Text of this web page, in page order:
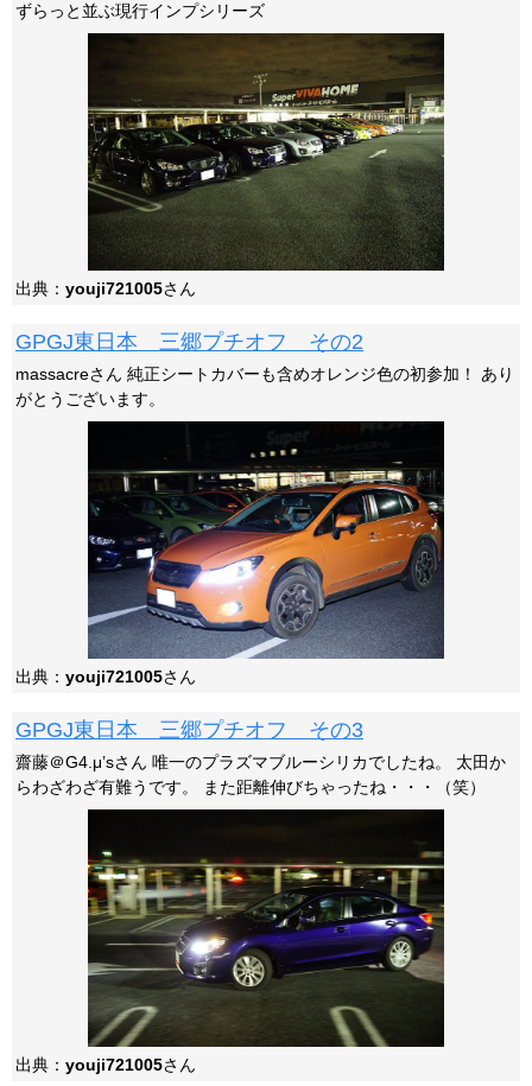
ずらっと並ぶ現行インプシリーズ
出典： youji721005さん
GPGJ東日本 三郷プチオフ その2
massacreさん 純正シートカバーも含めオレンジ色の初参加！ あり
がとうございます。
出典： youji721005さん
GPGJ東日本 三郷プチオフ その3
齋藤＠G4.μ’sさん 唯一のプラズマブルーシリカでしたね。 太田か
らわざわざ有難うです。 また距離伸びちゃったね・・・（笑）
出典： youji721005さん